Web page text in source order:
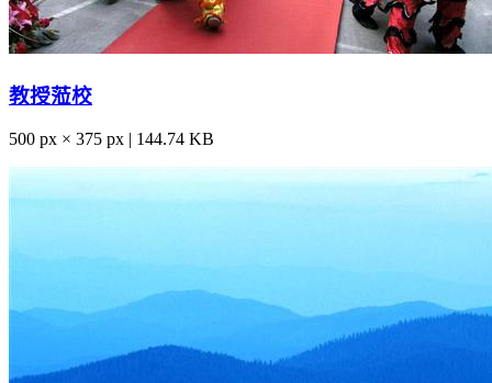
教授蒞校
500 px × 375 px | 144.74 KB